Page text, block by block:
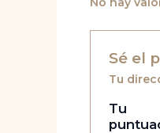
Sé el
Tu
Tu